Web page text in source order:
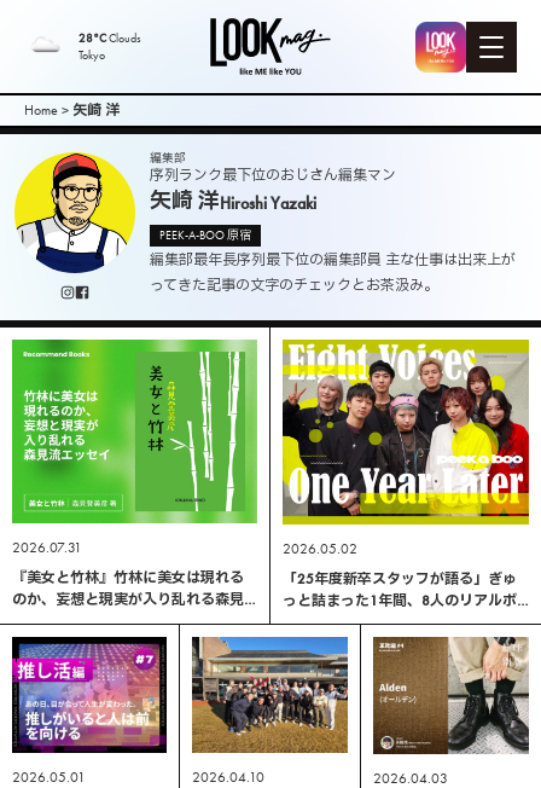
LOOK mag. |
PEEK-A-BOO
Web
Magazine（
ピークアブ
ーウェブマ
ガジン ）
28°CClouds
Tokyo
Home > 矢崎 洋
編集部
序列ランク最下位のおじさん編集マン
矢崎 洋Hiroshi Yazaki
PEEK-A-BOO 原宿
編集部最年長序列最下位の編集部員 主な仕事は出来上が
ってきた記事の文字のチェックとお茶汲み。
2026.07.31
『美女と竹林』竹林に美女は現れる
のか、妄想と現実が入り乱れる森見
流エッセイ｜森見登美彦 著
2026.05.02
「25年度新卒スタッフが語る」ぎゅ
っと詰まった1年間、8人のリアルボ
イス。
2026.05.01
2026.04.10
2026.04.03